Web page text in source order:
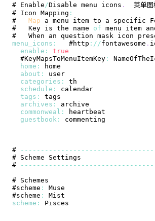
# Enable /Disable menu icons .
菜单图
# Icon Mapping :
# Map a menu item to a specific
# Key is the name of menu item
# When an question mask icon
menu_icons :
   #http
: / /fontawesome .
enable :
true
  #
KeyMapsToMenuItemKey :
home :
about :
categories :
schedule :
tags :
archives :
commonweal :
guestbook :
# -- -- -- -- -- -- -- -- -- -- -- -- -- -- -- --
# Scheme
Settings
#
-- -- -- -- -- -- -- -- -- -- -- -- -- -- -- --
# Schemes
#scheme :
Muse
#scheme :
Mist
scheme : Pisces